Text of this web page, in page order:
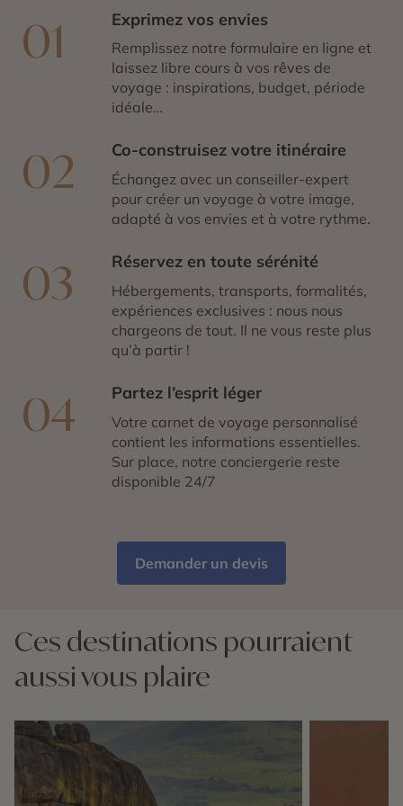
01 Exprimez vos envies
Remplissez notre formulaire en ligne et
laissez libre cours à vos rêves de
voyage : inspirations, budget, période
idéale…
02 Co-construisez votre itinéraire
Échangez avec un conseiller-expert
pour créer un voyage à votre image,
adapté à vos envies et à votre rythme.
03 Réservez en toute sérénité
Hébergements, transports, formalités,
expériences exclusives : nous nous
chargeons de tout. Il ne vous reste plus
qu’à partir !
04 Partez l’esprit léger
Votre carnet de voyage personnalisé
contient les informations essentielles.
Sur place, notre conciergerie reste
disponible 24/7
Demander un devis
Ces destinations pourraient
aussi vous plaire